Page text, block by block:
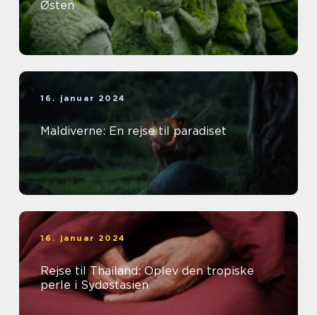
Østen
16. januar 2024
Maldiverne: En rejse til paradiset
16. januar 2024
Rejse til Thailand: Oplev den tropiske
perle i Sydøstasien